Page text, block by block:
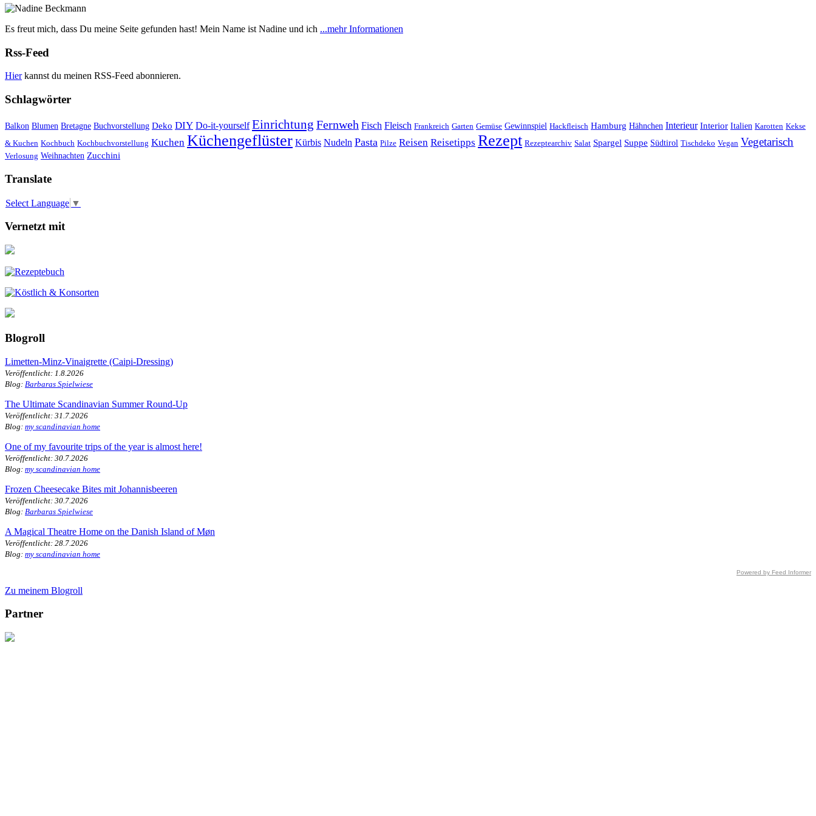
Es freut mich, dass Du meine Seite gefunden hast! Mein Name ist Nadine und ich ...mehr Informationen
Rss-Feed
Hierkannst du meinen RSS-Feed abonnieren.
Schlagwörter
Balkon Blumen Bretagne Buchvorstellung Deko DIY Do-it-yourself Einrichtung Fernweh Fisch Fleisch Frankreich Garten Gemüse Gewinnspiel Hackfleisch Hamburg Hähnchen Interieur Interior Italien Karotten Kekse
& Kuchen Kochbuch Kochbuchvorstellung Kuchen Küchengeflüster Kürbis Nudeln Pasta Pilze Reisen Reisetipps Rezept Rezeptearchiv Salat Spargel Suppe Südtirol Tischdeko Vegan Vegetarisch
Verlosung Weihnachten Zucchini
Translate
Select Language ▼
Vernetzt mit
Blogroll
Limetten-Minz-Vinaigrette (Caipi-Dressing)
Veröffentlicht: 1.8.2026
Blog: Barbaras Spielwiese
The Ultimate Scandinavian Summer Round-Up
Veröffentlicht: 31.7.2026
Blog: my scandinavian home
One of my favourite trips of the year is almost here!
Veröffentlicht: 30.7.2026
Blog: my scandinavian home
Frozen Cheesecake Bites mit Johannisbeeren
Veröffentlicht: 30.7.2026
Blog: Barbaras Spielwiese
A Magical Theatre Home on the Danish Island of Møn
Veröffentlicht: 28.7.2026
Blog: my scandinavian home
Powered by Feed Informer
Zu meinem Blogroll
Partner